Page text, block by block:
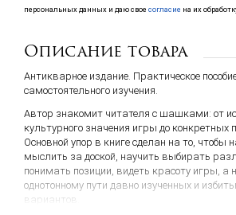
персональных данных и даю свое согласие на их
Описание товара
Антикварное издание. Практическое
самостоятельного изучения.
Автор знакомит читателя с шашками: от
культурного значения игры до конкретных
Основной упор в книге сделан на то, чтобы
мыслить за доской, научить выбирать
понимать позиции, видеть красоту игры, а
однотонному пути давно изученных и
вариантов.